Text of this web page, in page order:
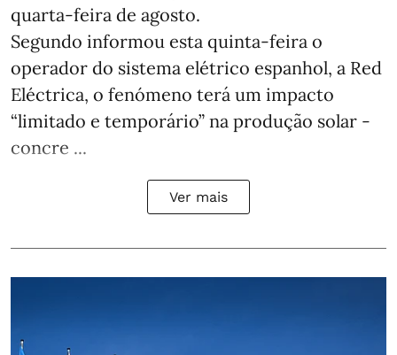
quarta-feira de agosto.
Segundo informou esta quinta-feira o
operador do sistema elétrico espanhol, a Red
Eléctrica, o fenómeno terá um impacto
“limitado e temporário” na produção solar -
concre ...
Ver mais